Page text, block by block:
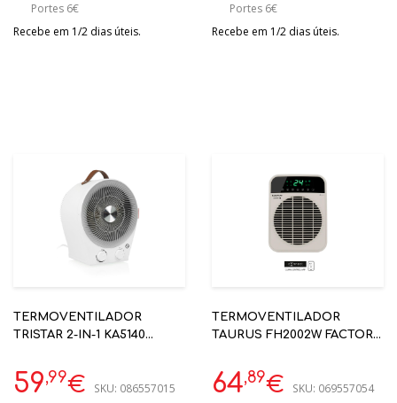
Portes 6€
Recebe em 1/2 dias úteis.
Portes 6€
Recebe em 1/2 dias úteis.
TERMOVENTILADOR
TRISTAR 2-IN-1 KA5140
59,99€ SKU: 086557015
TERMOVENTILADOR
TAURUS FH2002W FACTOR
64,89€ SKU: 069557054